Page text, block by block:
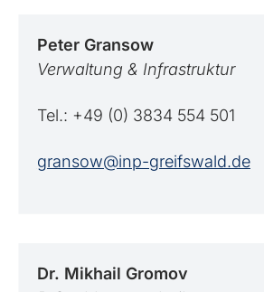
Peter Gransow
Verwaltung & Infrastruktur
Tel.: +49 (0) 3834 554 501
gransow@inp-greifswald.de
Dr. Mikhail Gromov